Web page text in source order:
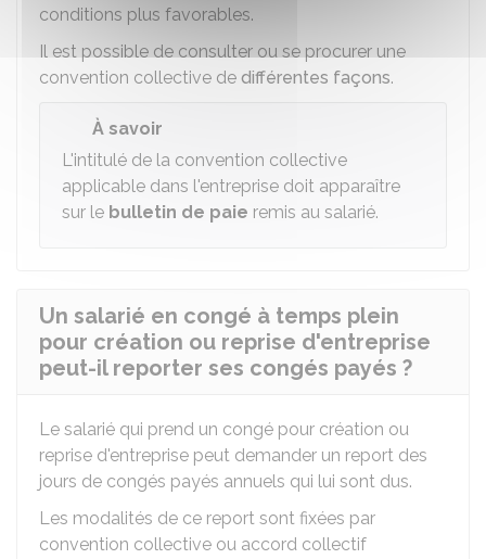
conditions plus favorables.
Il est possible de consulter ou se procurer une
convention collective de différentes façons.
À savoir
L'intitulé de la convention collective
applicable dans l'entreprise doit apparaître
sur le bulletin de paie remis au salarié.
Un salarié en congé à temps plein
pour création ou reprise d'entreprise
peut-il reporter ses congés payés ?
Le salarié qui prend un congé pour création ou
reprise d'entreprise peut demander un report des
jours de congés payés annuels qui lui sont dus.
Les modalités de ce report sont fixées par
convention collective ou accord collectif